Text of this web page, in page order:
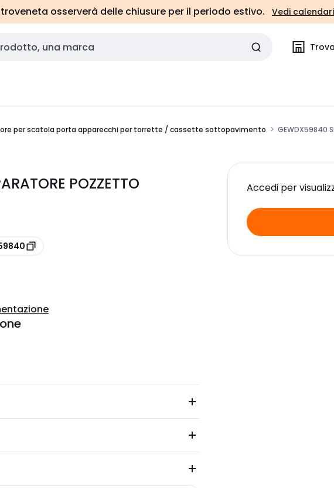
osserverà delle chiusure per il periodo estivo. Vedi
per scatola porta apparecchi per torrette / cassette sottopavimento GEWDX59840
POZZETTO Accedi per